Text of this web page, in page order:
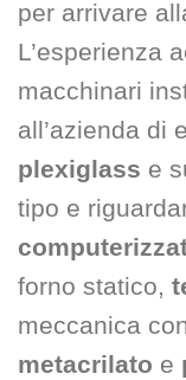
per arrivare
L’esperienza
macchinari
all’azienda di
plexiglass e
tipo e
forno statico,
meccanica
metacrilato e